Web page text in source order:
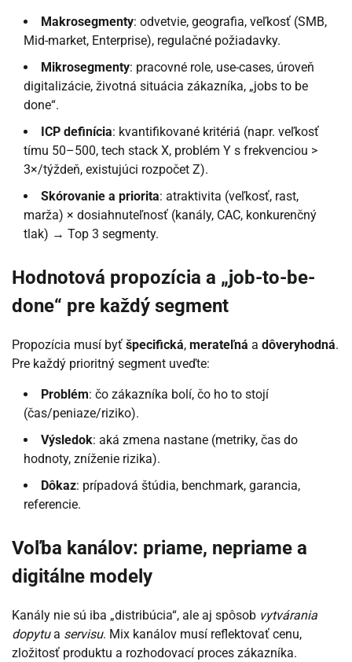
Makrosegmenty: odvetvie, geografia, veľkosť (SMB,
Mid-market, Enterprise), regulačné požiadavky.
Mikrosegmenty: pracovné role, use-cases, úroveň
digitalizácie, životná situácia zákazníka, „jobs to be
done“.
ICP definícia: kvantifikované kritériá (napr. veľkosť
tímu 50–500, tech stack X, problém Y s frekvenciou >
3×/týždeň, existujúci rozpočet Z).
Skórovanie a priorita: atraktivita (veľkosť, rast,
marža) × dosiahnuteľnosť (kanály, CAC, konkurenčný
tlak) → Top 3 segmenty.
Hodnotová propozícia a „job-to-be-
done“ pre každý segment
Propozícia musí byť špecifická, merateľná a dôveryhodná.
Pre každý prioritný segment uveďte:
Problém: čo zákazníka bolí, čo ho to stojí
(čas/peniaze/riziko).
Výsledok: aká zmena nastane (metriky, čas do
hodnoty, zníženie rizika).
Dôkaz: prípadová štúdia, benchmark, garancia,
referencie.
Voľba kanálov: priame, nepriame a
digitálne modely
Kanály nie sú iba „distribúcia“, ale aj spôsob vytvárania
dopytua servisu. Mix kanálov musí reflektovať cenu,
zložitosť produktu a rozhodovací proces zákazníka.